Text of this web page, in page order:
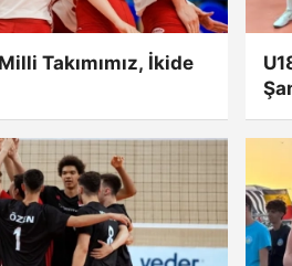
Takımımız, İkide